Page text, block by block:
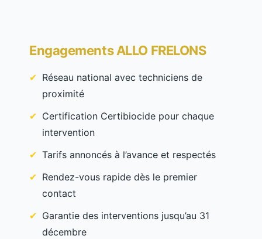
Engagements ALLO FRELONS
Réseau national avec techniciens de
proximité
Certification Certibiocide pour chaque
intervention
Tarifs annoncés à l’avance et respectés
Rendez-vous rapide dès le premier
contact
Garantie des interventions jusqu’au 31
décembre